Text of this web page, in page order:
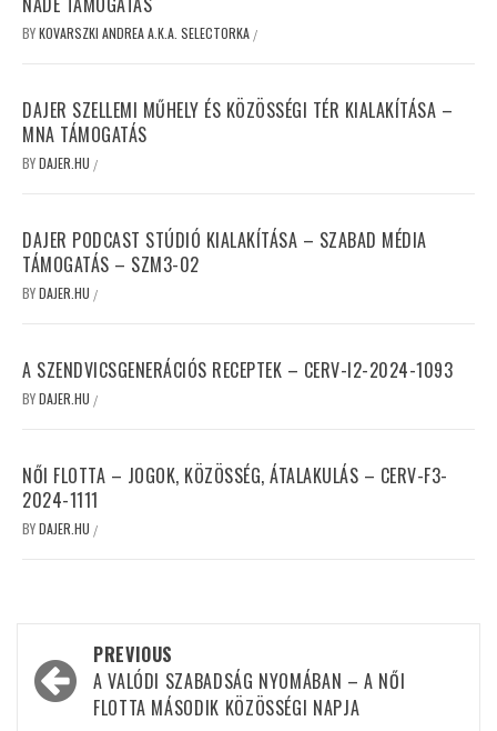
BYKOVARSZKI ANDREA A.K.A. SELECTORKA /
DAJER SZELLEMI MŰHELY ÉS KÖZÖSSÉGI TÉR KIALAKÍTÁSA –
MNA TÁMOGATÁS
BYDAJER.HU /
DAJER PODCAST STÚDIÓ KIALAKÍTÁSA – SZABAD MÉDIA
TÁMOGATÁS – SZM3-02
BYDAJER.HU /
A SZENDVICSGENERÁCIÓS RECEPTEK – CERV-I2-2024-1093
BYDAJER.HU /
NŐI FLOTTA – JOGOK, KÖZÖSSÉG, ÁTALAKULÁS – CERV-F3-
2024-1111
BYDAJER.HU /
Post
navigation
PREVIOUS
A VALÓDI SZABADSÁG NYOMÁBAN – A NŐI
FLOTTA MÁSODIK KÖZÖSSÉGI NAPJA